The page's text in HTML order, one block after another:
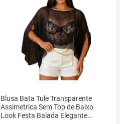
Blusa Bata Tule Transparente
Assimetrica Sem Top de Baixo
Look Festa Balada Elegante